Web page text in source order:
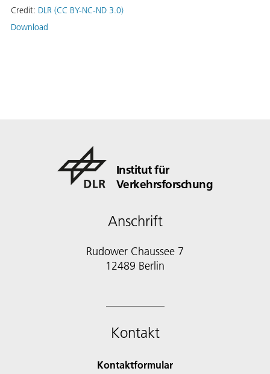
Credit: DLR (CC BY-NC-ND 3.0)
Download
Institut für
Verkehrsforschung
Anschrift
Rudower Chaussee 7
12489 Berlin
Kontakt
Kontaktformular